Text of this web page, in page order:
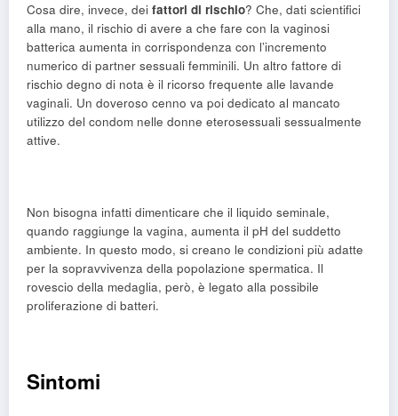
Cosa dire, invece, dei fattori di rischio? Che, dati scientifici
alla mano, il rischio di avere a che fare con la vaginosi
batterica aumenta in corrispondenza con l’incremento
numerico di partner sessuali femminili. Un altro fattore di
rischio degno di nota è il ricorso frequente alle lavande
vaginali. Un doveroso cenno va poi dedicato al mancato
utilizzo del condom nelle donne eterosessuali sessualmente
attive.
Non bisogna infatti dimenticare che il liquido seminale,
quando raggiunge la vagina, aumenta il pH del suddetto
ambiente. In questo modo, si creano le condizioni più adatte
per la sopravvivenza della popolazione spermatica. Il
rovescio della medaglia, però, è legato alla possibile
proliferazione di batteri.
Sintomi